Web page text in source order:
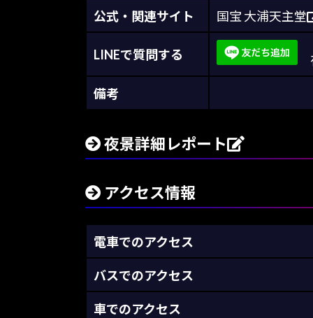
公式・関連サイト 国宝 大浦天主堂
LINEで質問する
備考
夜景詳細レポート
アクセス情報
電車でのアクセス
バスでのアクセス
車でのアクセス